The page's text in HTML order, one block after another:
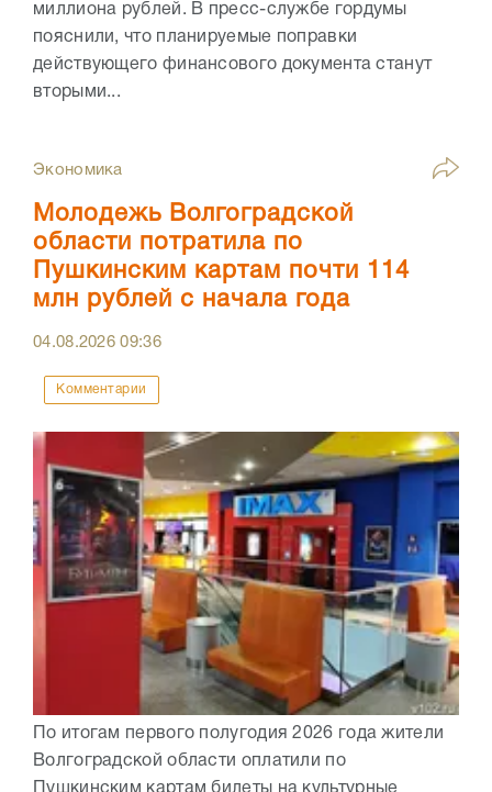
миллиона рублей. В пресс-службе гордумы
пояснили, что планируемые поправки
действующего финансового документа станут
вторыми...
Экономика
Молодежь Волгоградской
области потратила по
Пушкинским картам почти 114
млн рублей с начала года
04.08.202609:36
Комментарии
По итогам первого полугодия 2026 года жители
Волгоградской области оплатили по
Пушкинским картам билеты на культурные